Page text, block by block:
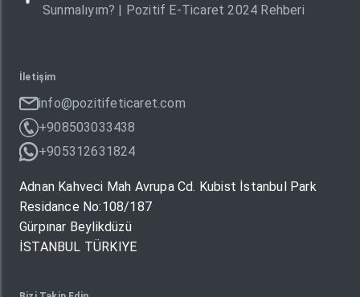
Sunmalıyım? | Pozitif E-Ticaret 2024 Rehberi
İletişim
info@pozitifeticaret.com
+908503033438
+905312631824
Adnan Kahveci Mah Avrupa Cd. Kubist İstanbul Park
Residance No:108/187
Gürpınar Beylikdüzü
İSTANBUL TÜRKIYE